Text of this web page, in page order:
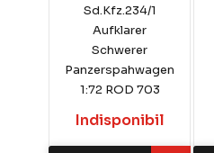
Sd.Kfz.234/1
Aufklarer
Schwerer
Panzerspahwagen
1:72 ROD 703
Indisponibil